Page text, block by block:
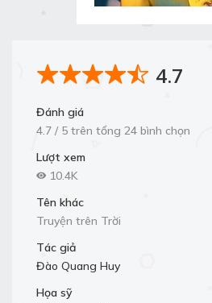
4.7
Đánh giá
4.7 / 5 trên tổng 24 bình chọn
Lượt xem
10.4K
Tên khác
Truyện trên Trời
Tác giả
Đào Quang Huy
Họa sỹ